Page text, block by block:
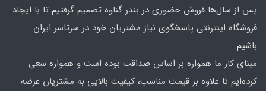
پس از سال‌ها فروش حضوری در بندر گناوه تصمیم گرفتیم تا با ایجاد
فروشگاه اینترنتی پاسخگوی نیاز مشتریان خود در سرتاسر ایران
باشیم.
مبنایِ کار ما همواره بر اساس صداقت بوده است و همواره سعی
کرده‌ایم تا علاوه بر قیمت مناسب، کیفیت بالایی به مشتریان عرضه